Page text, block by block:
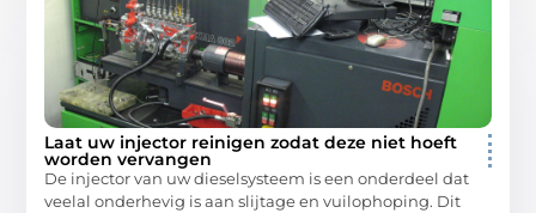
Laat uw injector reinigen zodat deze niet hoeft
worden vervangen
De injector van uw dieselsysteem is een onderdeel dat
veelal onderhevig is aan slijtage en vuilophoping. Dit